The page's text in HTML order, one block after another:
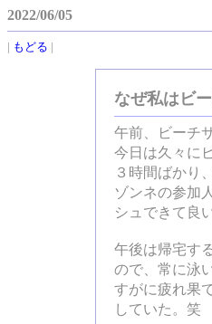
2022/06/05
| もどる |
なぜ私はビ
午前、ビーチ
今日は久々に
３時間ばかり
ゾンネの参加
シュできて良い
午後は帰宅す
ので、常に泳
すがに疲れ果
していた。笑